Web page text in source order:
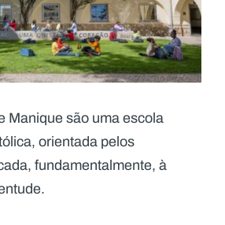
Manique são uma escola
orientada pelos
fundamentalmente, à